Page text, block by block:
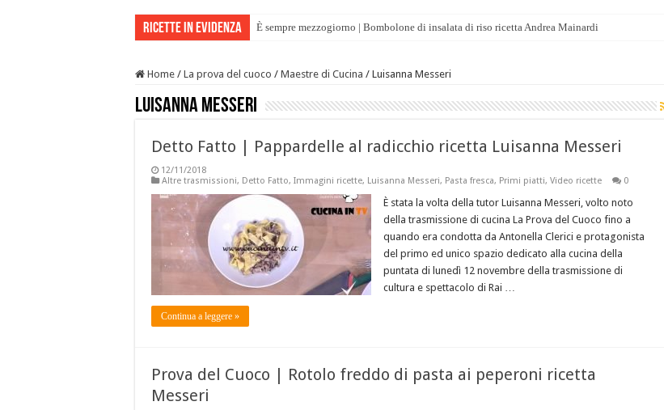
Ricette in evidenza È sempre mezzogiorno | Bombolone di insalata di riso ricetta Andrea Mainardi
Home / La prova del cuoco / Maestre di Cucina / Luisanna Messeri
Luisanna Messeri
Detto Fatto | Pappardelle al radicchio ricetta Luisanna Messeri
12/11/2018
Altre trasmissioni, Detto Fatto, Immagini ricette, Luisanna Messeri, Pasta fresca, Primi piatti, Video ricette 0
È stata la volta della tutor Luisanna Messeri, volto noto
della trasmissione di cucina La Prova del Cuoco fino a
quando era condotta da Antonella Clerici e protagonista
del primo ed unico spazio dedicato alla cucina della
puntata di lunedì 12 novembre della trasmissione di
cultura e spettacolo di Rai …
Continua a leggere »
Prova del Cuoco | Rotolo freddo di pasta ai peperoni ricetta
Messeri